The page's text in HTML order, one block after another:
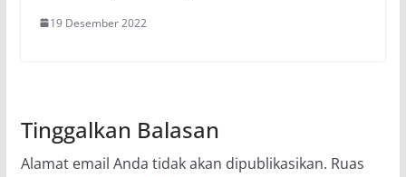
19 Desember 2022
Tinggalkan Balasan
Alamat email Anda tidak akan dipublikasikan. Ruas